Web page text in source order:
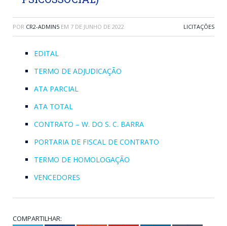
POR CR2-ADMIN5 EM 7 DE JUNHO DE 2022 LICITAÇÕES
EDITAL
TERMO DE ADJUDICAÇÃO
ATA PARCIAL
ATA TOTAL
CONTRATO – W. DO S. C. BARRA
PORTARIA DE FISCAL DE CONTRATO
TERMO DE HOMOLOGAÇÃO
VENCEDORES
COMPARTILHAR: